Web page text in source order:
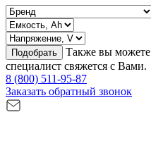
Подобрать Также вы можете
специалист свяжется с Вами.
8 (800) 511-95-87
Заказать обратный звонок